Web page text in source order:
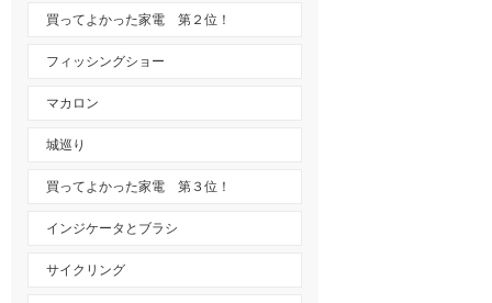
買ってよかった家電 第２位！
フィッシングショー
マカロン
城巡り
買ってよかった家電 第３位！
インジケータとブラシ
サイクリング